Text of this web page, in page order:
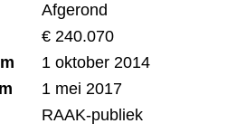
Afgerond
€ 240.070
1 oktober 2014
1 mei 2017
RAAK-publiek